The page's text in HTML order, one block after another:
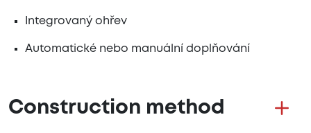
Integrovaný ohřev
Automatické nebo manuální doplňování
Construction method